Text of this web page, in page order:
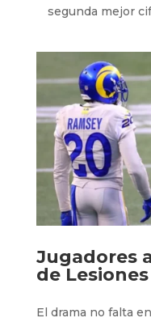
segunda mejor
Jugadores
de Lesiones
El drama no falta